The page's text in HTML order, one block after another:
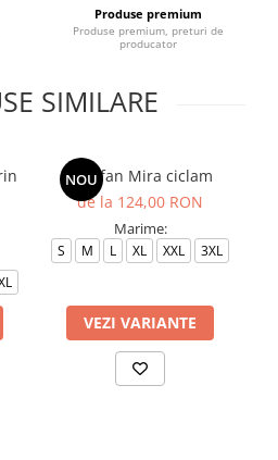
Produse premium
Produse premium, preturi de
producator
SIMILARE
NOU
Sarafan Mira ciclam
de la 124,00 RON
Marime:
S M L XL XXL 3XL
VEZI VARIANTE